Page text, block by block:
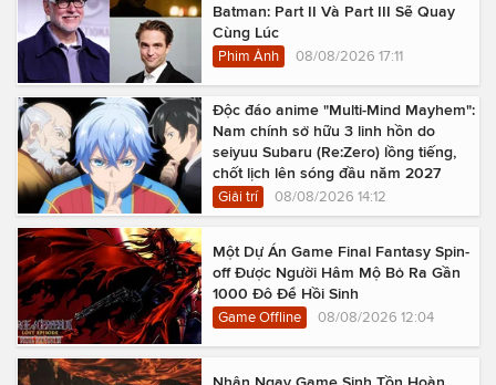
Batman: Part II Và Part III Sẽ Quay
Cùng Lúc
Phim Ảnh 08/08/2026 17:11
Độc đáo anime "Multi-Mind Mayhem":
Nam chính sở hữu 3 linh hồn do
seiyuu Subaru (Re:Zero) lồng tiếng,
chốt lịch lên sóng đầu năm 2027
Giải trí 08/08/2026 14:12
Một Dự Án Game Final Fantasy Spin-
off Được Người Hâm Mộ Bỏ Ra Gần
1000 Đô Để Hồi Sinh
Game Offline 08/08/2026 12:04